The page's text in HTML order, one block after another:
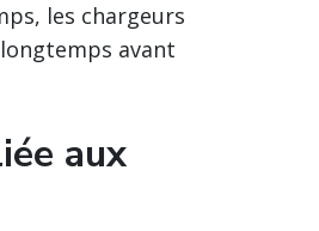
les chargeurs
avant
aux